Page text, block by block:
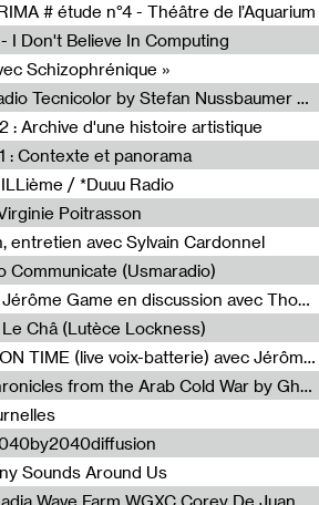
# étude n°4 - Théâtre de l’Aquarium
I Don't Believe In Computing
Schizophrénique »
Radia Show #1098: Radio Tecnicolor by Stefan Nussbaumer & Georg Zichy (Radio Orange 94.0)
: Archive d'une histoire artistique
: Contexte et panorama
/ *Duuu Radio
Poitrasson
entretien avec Sylvain Cardonnel
Communicate (Usmaradio)
Light turbulences #2 : Jérôme Game en discussion avec Thomas Corlin
Châ (Lutèce Lockness)
Light turbulences #1 : ON TIME (live voix-batterie) avec Jérôme Game & Jean-Michel Espitallier
Radia Show #1094 Chronicles from the Arab Cold War by Ghazi Barakat
Sounds Around Us
Radia Show #1090 : Radia Wave Farm WGXC Corey De Juan Sherrard Jr Startalk